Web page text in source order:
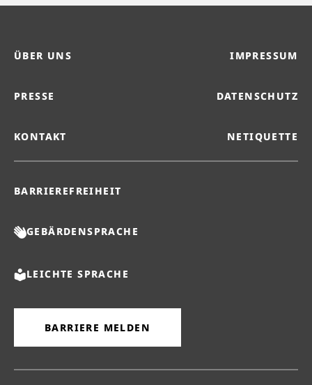
ÜBER UNS IMPRESSUM
PRESSE DATENSCHUTZ
KONTAKT NETIQUETTE
BARRIEREFREIHEIT
GEBÄRDENSPRACHE
LEICHTE SPRACHE
BARRIERE MELDEN